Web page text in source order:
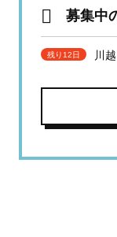
募集中
残り12日 川